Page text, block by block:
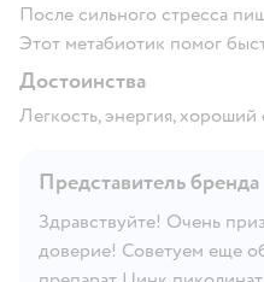
После сильного стресса
Этот метабиотик помог
Достоинства
Легкость, энергия,
Представитель бренда
Здравствуйте! Очень
доверие! Советуем еще